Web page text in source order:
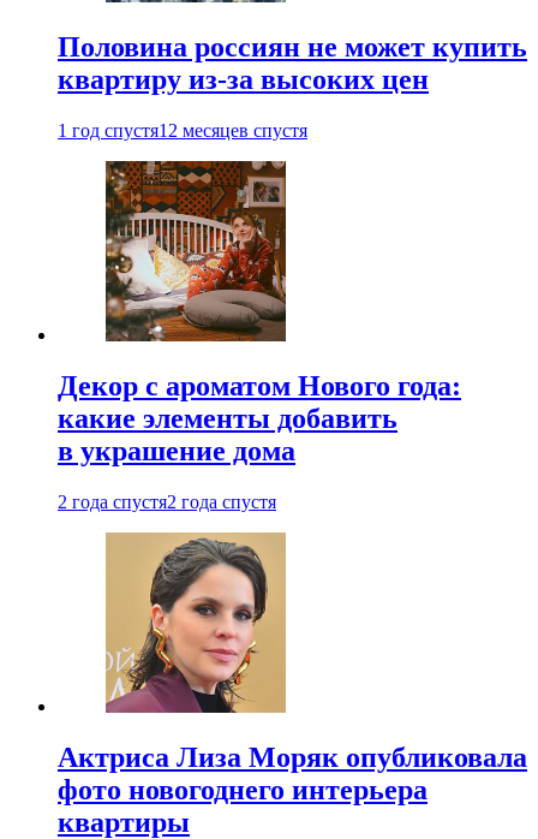
Половина россиян не может купить
квартиру из-за высоких цен
1 год спустя12 месяцев спустя
Декор с ароматом Нового года:
какие элементы добавить
в украшение дома
2 года спустя2 года спустя
Актриса Лиза Моряк опубликовала
фото новогоднего интерьера
квартиры